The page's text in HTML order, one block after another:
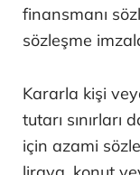
finansmanı
sözleşme
Kararla kişi
tutarı sınırları
için azami